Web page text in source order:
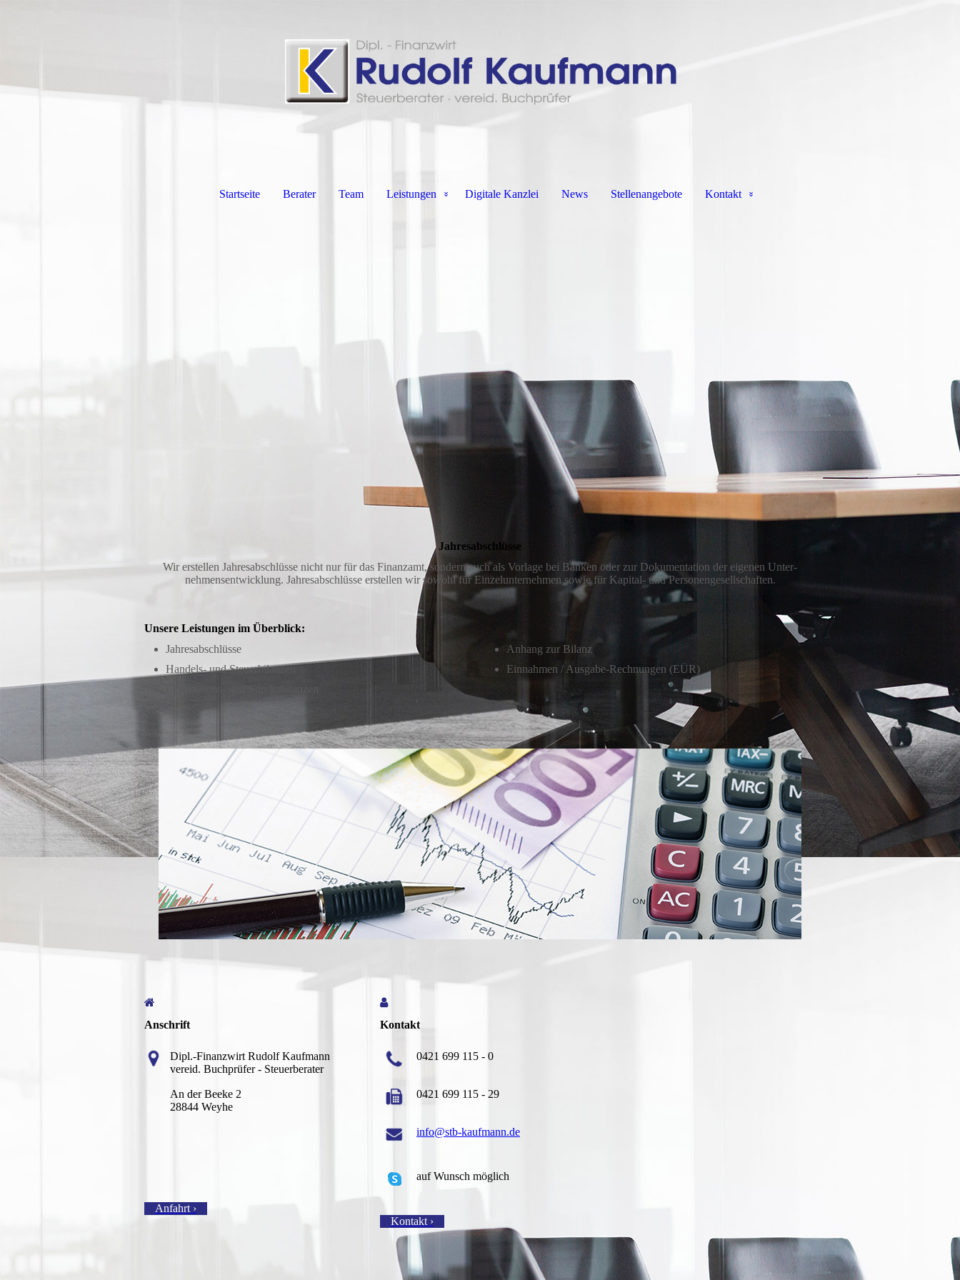
Startseite Berater Team Leistungen Digitale Kanzlei News Stellenangebote Kontakt
Jahresabschlüsse
Wir erstellen Jahresabschlüsse nicht nur für das Finanzamt, sondern auch als Vorlage bei Banken oder zur Dokumentation der eigenen Unter­
nehmens­entwicklung. Jahresabschlüsse erstellen wir sowohl für Einzelunternehmen sowie für Kapital- und Personengesellschaften.
Unsere Leistungen im Überblick:
Jahresabschlüsse
Handels- und Steuerbilanzen
Anhang zur Bilanz
Einnahmen / Ausgabe-Rechnungen (EÜR)
Anschrift
Dipl.-Finanzwirt Rudolf Kaufmann
vereid. Buchprüfer - Steuerberater
An der Beeke 2
28844 Weyhe
Anfahrt ›
Kontakt
0421 699 115 - 0
0421 699 115 - 29
info@stb-kaufmann.de
auf Wunsch möglich
Kontakt ›